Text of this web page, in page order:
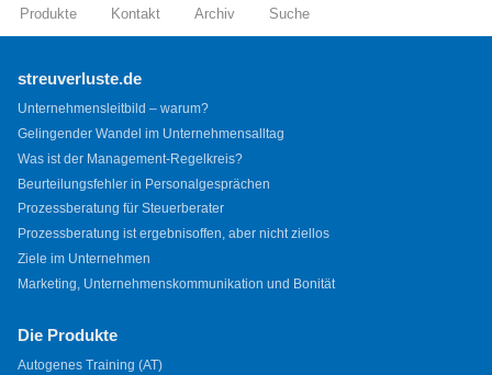
Produkte Kontakt Archiv Suche
streuverluste.de
Unternehmensleitbild – warum?
Gelingender Wandel im Unternehmensalltag
Was ist der Management-Regelkreis?
Beurteilungsfehler in Personalgesprächen
Prozessberatung für Steuerberater
Prozessberatung ist ergebnisoffen, aber nicht ziellos
Ziele im Unternehmen
Marketing, Unternehmenskommunikation und Bonität
Die Produkte
Autogenes Training (AT)